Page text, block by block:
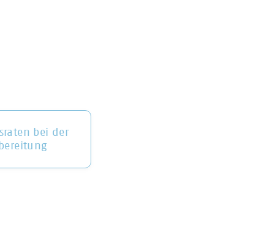
bei der